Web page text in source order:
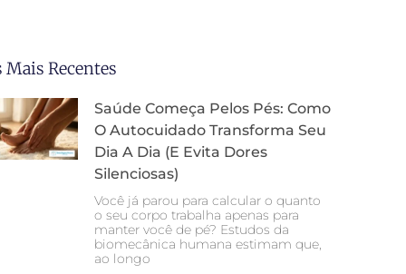
Mais Recentes
Saúde Começa Pelos Pés: Como
O Autocuidado Transforma Seu
Dia A Dia (e Evita Dores
Silenciosas)
Você já parou para calcular o quanto
o seu corpo trabalha apenas para
manter você de pé? Estudos da
biomecânica humana estimam que,
ao longo